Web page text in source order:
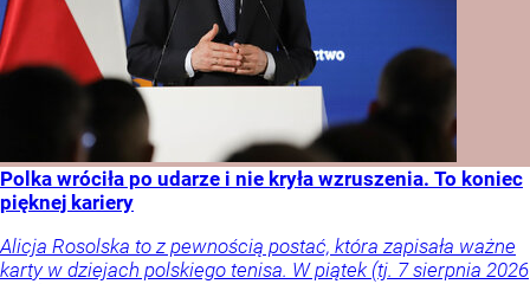
Polka wróciła po udarze i nie kryła wzruszenia. To koniec
pięknej kariery
Alicja Rosolska to z pewnością postać, która zapisała ważne
karty w dziejach polskiego tenisa. W piątek (tj. 7 sierpnia 2026